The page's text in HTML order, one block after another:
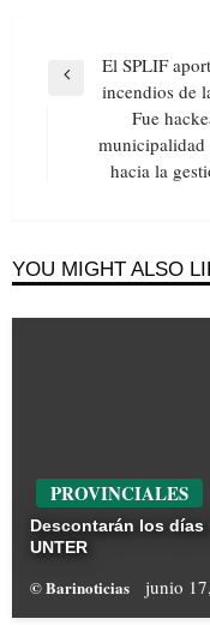
Navegación
Previous
El SPLIF
incendios de
Next
Fue
municipalidad
hacia la
YOU MIGHT ALSO
PROVINCIALES
Descontarán los
UNTER
© Barinoticias junio